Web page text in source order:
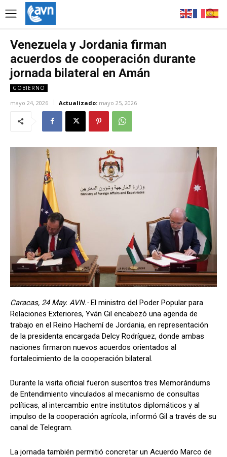
Venezuela y Jordania firman
acuerdos de cooperación durante
jornada bilateral en Amán
GOBIERNO
mayo 24, 2026 Actualizado: mayo 25, 2026
Caracas, 24 May. AVN.-El ministro del Poder Popular para
Relaciones Exteriores, Yván Gil encabezó una agenda de
trabajo en el Reino Hachemí de Jordania, en representación
de la presidenta encargada Delcy Rodríguez, donde ambas
naciones firmaron nuevos acuerdos orientados al
fortalecimiento de la cooperación bilateral.
Durante la visita oficial fueron suscritos tres Memorándums
de Entendimiento vinculados al mecanismo de consultas
políticas, al intercambio entre institutos diplomáticos y al
impulso de la cooperación agrícola, informó Gil a través de su
canal de Telegram.
La jornada también permitió concretar un Acuerdo Marco de